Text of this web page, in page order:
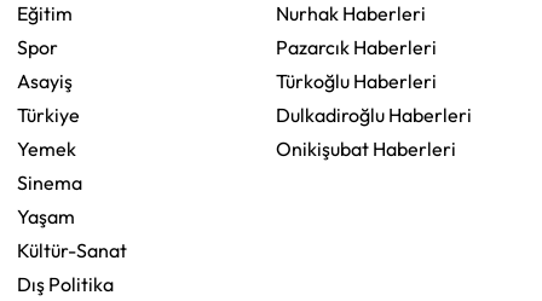
Eğitim
Spor
Asayiş
Türkiye
Yemek
Sinema
Yaşam
Kültür-Sanat
Dış Politika
Nurhak Haberleri
Pazarcık Haberleri
Türkoğlu Haberleri
Dulkadiroğlu Haberleri
Onikişubat Haberleri